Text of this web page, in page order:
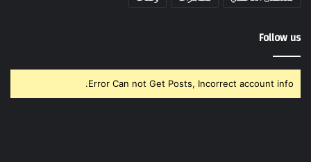
Follow us
Error Can not Get Posts, Incorrect account info.